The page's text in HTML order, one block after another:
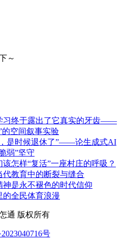
～
习终于露出了它真实的牙齿——
的空间叙事实验
是时候退休了”——论生成式AI
弱”坚守
怎样“复活”一座村庄的呼吸？
教育中的断裂与缝合
是永不褪色的时代信仰
的全民体育浪漫
通 版权所有
号